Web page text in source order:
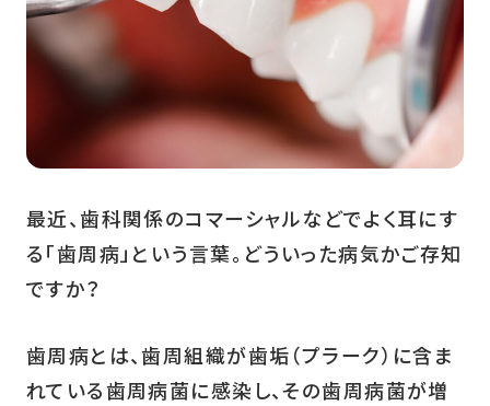
最近、歯科関係のコマーシャルなどでよく耳にす
る「歯周病」という言葉。どういった病気かご存知
ですか？
歯周病とは、歯周組織が歯垢（プラーク）に含ま
れている歯周病菌に感染し、その歯周病菌が増